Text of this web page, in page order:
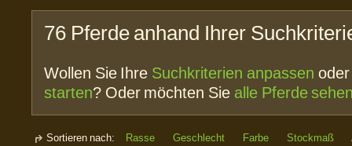
76 Pferde anhand Ihrer
Wollen Sie Ihre Suchkriterien anpassen
starten? Oder möchten Sie alle Pferde
Sortieren nach: Rasse Geschlecht Farbe Stockmaß